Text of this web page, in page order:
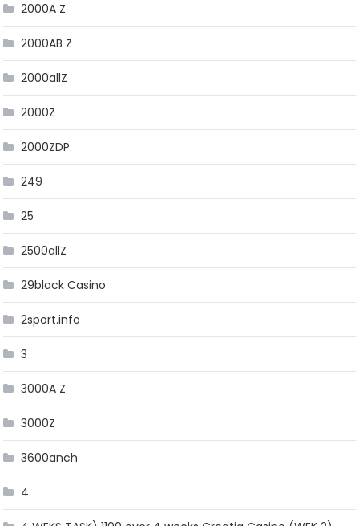
2000A Z
2000AB Z
2000allZ
2000Z
2000ZDP
249
25
2500allZ
29black Casino
2sport.info
3
3000A Z
3000Z
3600anch
4